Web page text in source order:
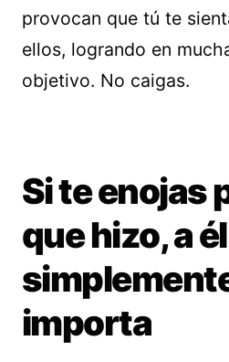
provocan que tú te
ellos, logrando en
objetivo. No caigas.
Si te enojas
que hizo, a él
importa